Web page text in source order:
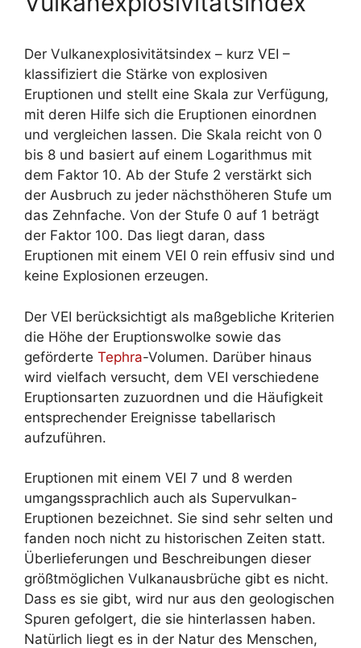
Der Vulkanexplosivitätsindex – kurz VEI –
klassifiziert die Stärke von explosiven
Eruptionen und stellt eine Skala zur Verfügung,
mit deren Hilfe sich die Eruptionen einordnen
und vergleichen lassen. Die Skala reicht von 0
bis 8 und basiert auf einem Logarithmus mit
dem Faktor 10. Ab der Stufe 2 verstärkt sich
der Ausbruch zu jeder nächsthöheren Stufe um
das Zehnfache. Von der Stufe 0 auf 1 beträgt
der Faktor 100. Das liegt daran, dass
Eruptionen mit einem VEI 0 rein effusiv sind und
keine Explosionen erzeugen.
Der VEI berücksichtigt als maßgebliche Kriterien
die Höhe der Eruptionswolke sowie das
geförderte Tephra-Volumen. Darüber hinaus
wird vielfach versucht, dem VEI verschiedene
Eruptionsarten zuzuordnen und die Häufigkeit
entsprechender Ereignisse tabellarisch
aufzuführen.
Eruptionen mit einem VEI 7 und 8 werden
umgangssprachlich auch als Supervulkan-
Eruptionen bezeichnet. Sie sind sehr selten und
fanden noch nicht zu historischen Zeiten statt.
Überlieferungen und Beschreibungen dieser
größtmöglichen Vulkanausbrüche gibt es nicht.
Dass es sie gibt, wird nur aus den geologischen
Spuren gefolgert, die sie hinterlassen haben.
Natürlich liegt es in der Natur des Menschen,